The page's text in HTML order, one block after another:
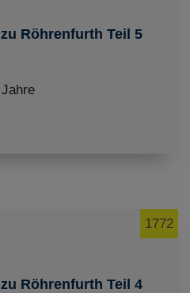
Röhrenfurth Teil 5
Röhrenfurth Teil 4
1772